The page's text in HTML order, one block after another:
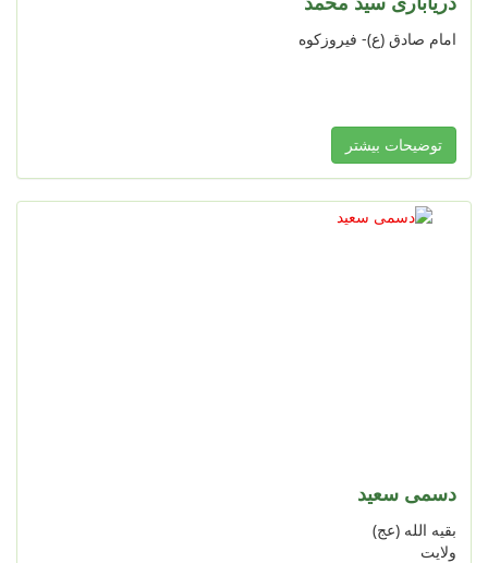
امام صادق (ع)- فیروزکوه
توضیحات بیشتر
دسمی سعید
بقیه الله (عج)
ولایت